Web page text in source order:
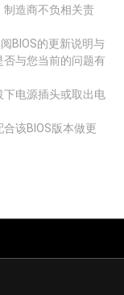
制造商不负相关责
BIOS的更新说明与
与您当前的问题有
下电源插头或取出电
该BIOS版本做更